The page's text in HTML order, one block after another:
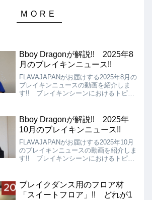
Bboy Dragonが解説!! 2025年8
月のブレイキンニュース!!
FLAVAJAPANがお届けする2025年8月の
ブレイキンニュースの動画を紹介しま
す!! ブレイキンシーンにおけるトピッ
ンス界の主要な出来事がわかるようにな
るのではないでしょうか!!
Bboy Dragonが解説!! 2025年
10月のブレイキンニュース!!
FLAVAJAPANがお届けする2025年10月
のブレイキンニュースの動画を紹介しま
す!! ブレイキンシーンにおけるトピッ
ンス界の主要な出来事がわかるようにな
るのではないでしょうか!!
ブレイクダンス用のフロア材
「スイートフロア」!! どれが1